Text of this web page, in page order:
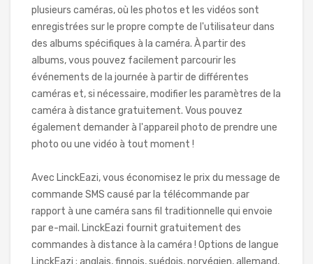
plusieurs caméras, où les photos et les vidéos sont
enregistrées sur le propre compte de l'utilisateur dans
des albums spécifiques à la caméra. À partir des
albums, vous pouvez facilement parcourir les
événements de la journée à partir de différentes
caméras et, si nécessaire, modifier les paramètres de la
caméra à distance gratuitement. Vous pouvez
également demander à l'appareil photo de prendre une
photo ou une vidéo à tout moment !
Avec LinckEazi, vous économisez le prix du message de
commande SMS causé par la télécommande par
rapport à une caméra sans fil traditionnelle qui envoie
par e-mail. LinckEazi fournit gratuitement des
commandes à distance à la caméra ! Options de langue
LinckEazi ; anglais, finnois, suédois, norvégien, allemand,